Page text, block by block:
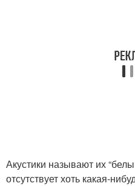
Акустики называют их
отсутствует хоть какая-